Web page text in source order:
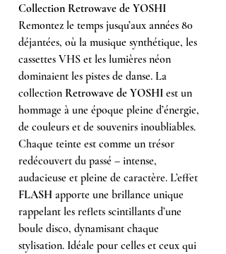
Collection Retrowave de YOSHI
Remontez le temps jusqu’aux années 80
déjantées, où la musique synthétique, les
cassettes VHS et les lumières néon
dominaient les pistes de danse. La
collection Retrowave de YOSHI est un
hommage à une époque pleine d’énergie,
de couleurs et de souvenirs inoubliables.
Chaque teinte est comme un trésor
redécouvert du passé – intense,
audacieuse et pleine de caractère. L’effet
FLASH apporte une brillance unique
rappelant les reflets scintillants d’une
boule disco, dynamisant chaque
stylisation. Idéale pour celles et ceux qui